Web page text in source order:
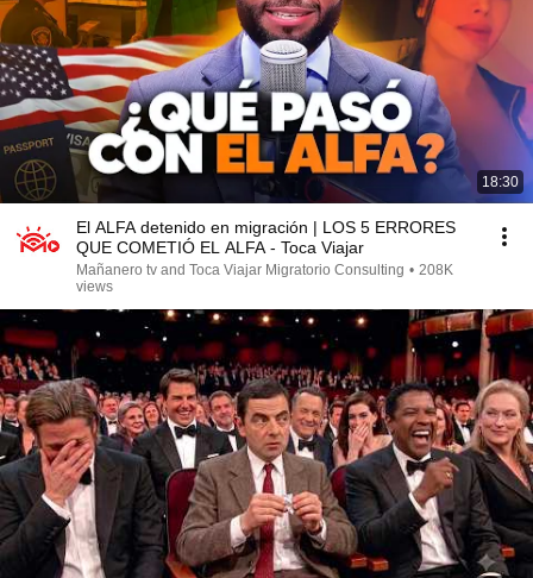
18:30
El ALFA detenido en migración | LOS 5 ERRORES
QUE COMETIÓ EL ALFA - Toca Viajar
Mañanero tv and Toca Viajar Migratorio Consulting • 208K
views